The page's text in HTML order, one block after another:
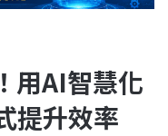
用AI智慧化
提升效率